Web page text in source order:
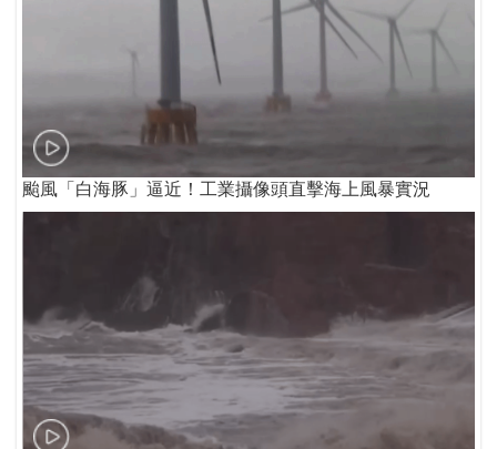
颱風「白海豚」逼近！工業攝像頭直擊海上風暴實況